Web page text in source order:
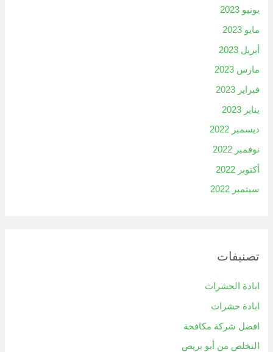
يونيو 2023
مايو 2023
أبريل 2023
مارس 2023
فبراير 2023
يناير 2023
ديسمبر 2022
نوفمبر 2022
أكتوبر 2022
سبتمبر 2022
تصنيفات
ابادة الحشرات
ابادة حشرات
افضل شركة مكافحة
التخلص من أبو بريص